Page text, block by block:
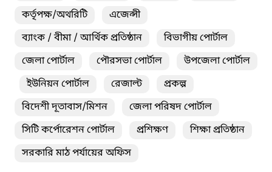
কর্তৃপক্ষ/অথরিটি
এজেন্সী
ব্যাংক / বীমা / আর্থিক প্রতিষ্ঠান
বিভাগীয় পোর্টাল
জেলা পোর্টাল
পৌরসভা পোর্টাল
উপজেলা পোর্টাল
ইউনিয়ন পোর্টাল
রেজাল্ট
প্রকল্প
বিদেশী দূতাবাস/মিশন
জেলা পরিষদ পোর্টাল
সিটি কর্পোরেশন পোর্টাল
প্রশিক্ষণ
শিক্ষা প্রতিষ্ঠান
সরকারি মাঠ পর্যায়ের অফিস